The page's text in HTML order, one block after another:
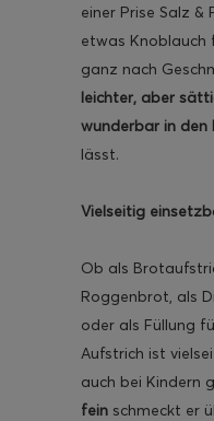
Eis am Stil
einer Prise Salz
etwas Knoblauch
ganz nach
leichter, aber
wunderbar in den
lässt.
Vielseitig
Ob als
Roggenbrot, als
oder als Füllung
Aufstrich ist
auch bei Kindern
fein schmeckt er